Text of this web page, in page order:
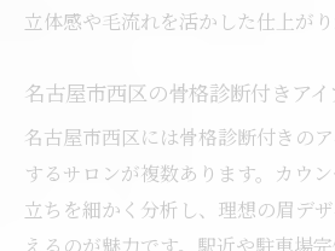
立体感や毛流れを活かした仕上がり
名古屋市西区の骨格診断付きア
名古屋市西区には骨格診断付きの
するサロンが複数あります。カウ
立ちを細かく分析し、理想の眉デ